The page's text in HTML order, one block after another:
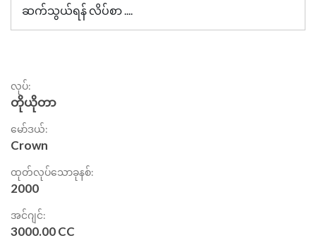
ဆက်သွယ်ရန် လိပ်စာ ....
လုပ်:
တိုယိုတာ
မော်ဒယ်:
Crown
ထုတ်လုပ်သောခုနစ်:
2000
အင်ဂျင်:
3000.00 CC